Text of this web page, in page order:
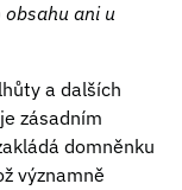
obsahu ani u
a dalších
zásadním
domněnku
významně